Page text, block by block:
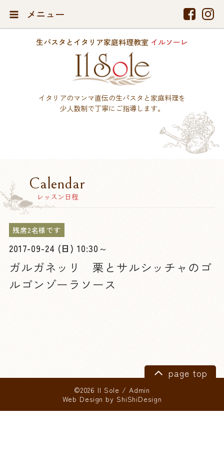
メニュー
生パスタとイタリア家庭料理教室 イルソーレ
イタリアのマンマ直伝の生パスタと家庭料理を
少人数制で丁寧にご指導します。
Calendar
レッスン日程
残席2名様です
2017-09-24 (日) 10:30～
ガルガネッリ 栗とサルシッチャのゴ
ルゴンゾーラソース
page top
©2026 Il Sole / Admin
Web Design by ShiShiDesign